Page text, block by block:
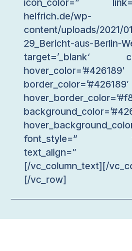
helfrich.de/wp-
content/uploads/2021/
29_Bericht-aus-Berlin-
target=’_blank‘
hover_color=’#426189′
border_color=’#426189′
font_style=“
text_align=“
[/vc_column_text][/
[/vc_row]